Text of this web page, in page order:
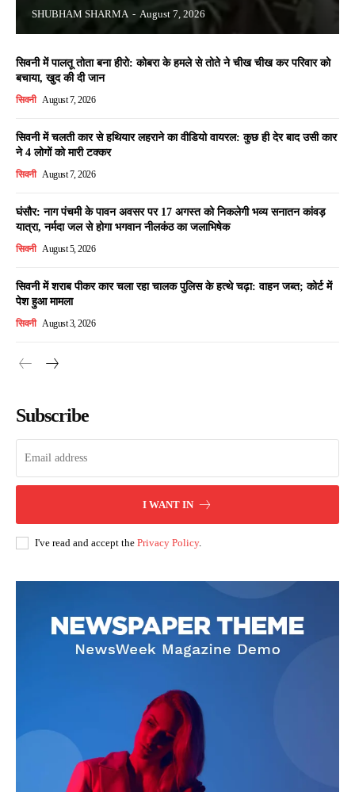
SHUBHAM SHARMA - August 7, 2026
सिवनी में पालतू तोता बना हीरो: कोबरा के हमले से तोते ने चीख चीख कर परिवार को
बचाया, खुद की दी जान
सिवनी August 7, 2026
सिवनी में चलती कार से हथियार लहराने का वीडियो वायरल: कुछ ही देर बाद उसी कार
ने 4 लोगों को मारी टक्कर
सिवनी August 7, 2026
घंसौर: नाग पंचमी के पावन अवसर पर 17 अगस्त को निकलेगी भव्य सनातन कांवड़
यात्रा, नर्मदा जल से होगा भगवान नीलकंठ का जलाभिषेक
सिवनी August 5, 2026
सिवनी में शराब पीकर कार चला रहा चालक पुलिस के हत्थे चढ़ा: वाहन जब्त; कोर्ट में
पेश हुआ मामला
सिवनी August 3, 2026
Subscribe
I WANT IN
I've read and accept the Privacy Policy.